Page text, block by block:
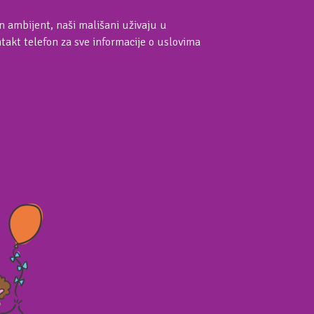
ambijent, naši mališani uživaju u
telefon za sve informacije o uslovima